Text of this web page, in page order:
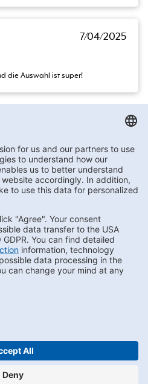
7/04/2025
die Auswahl ist super!
to Newsletter